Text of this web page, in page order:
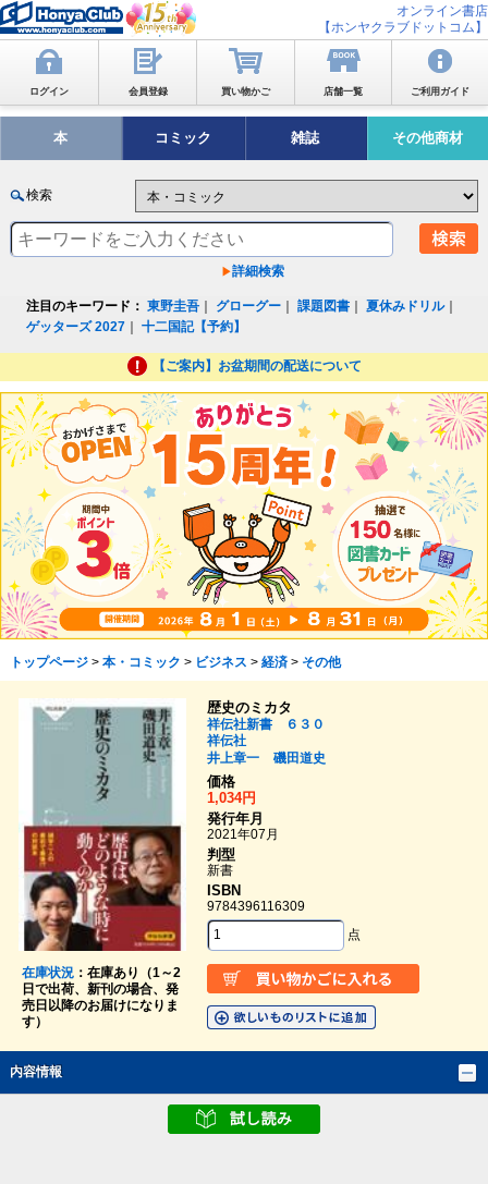
オンライン書店
【ホンヤクラブドットコム】
ログイン 会員登録 買い物かご 店舗一覧 ご利用ガイド
本 コミック 雑誌 その他商材
検索
詳細検索
注目のキーワード： 東野圭吾 グローグー ｜課題図書 ｜夏休みドリル｜
ゲッターズ 2027 ｜十二国記【予約】
【ご案内】お盆期間の配送について
トップページ> 本・コミック > ビジネス > 経済> その他
在庫状況：在庫あり（1～2
日で出荷、新刊の場合、発
売日以降のお届けになりま
す）
歴史のミカタ
祥伝社新書 ６３０
祥伝社
井上章一
磯田道史
価格
1,034円
発行年月
2021年07月
判型
新書
ISBN
9784396116309
点
内容情報